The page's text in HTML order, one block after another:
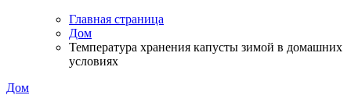
Главная страница
Дом
Температура хранения капусты зимой в домашних
условиях
Дом